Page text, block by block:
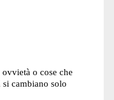
o cose che
cambiano solo